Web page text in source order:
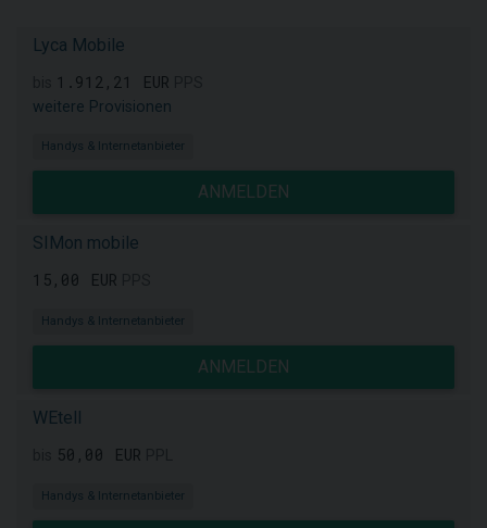
Lyca Mobile
1.912,21 EUR
weitere Provisionen
Handys & Internetanbieter
ANMELDEN
SIMon mobile
15,00 EUR
Handys & Internetanbieter
ANMELDEN
WEtell
50,00 EUR
Handys & Internetanbieter